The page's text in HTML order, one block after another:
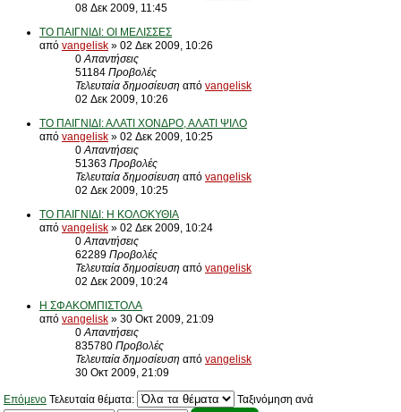
08 Δεκ 2009, 11:45
ΤΟ ΠΑΙΓΝΙΔΙ: ΟΙ ΜΕΛΙΣΣΕΣ
από vangelisk » 02 Δεκ 2009, 10:26
0Απαντήσεις
51184 Προβολές
Τελευταία δημοσίευση από vangelisk
02 Δεκ 2009, 10:26
ΤΟ ΠΑΙΓΝΙΔΙ: ΑΛΑΤΙ ΧΟΝΔΡΟ, ΑΛΑΤΙ ΨΙΛΟ
από vangelisk » 02 Δεκ 2009, 10:25
0Απαντήσεις
51363 Προβολές
Τελευταία δημοσίευση από vangelisk
02 Δεκ 2009, 10:25
ΤΟ ΠΑΙΓΝΙΔΙ: Η ΚΟΛΟΚΥΘΙΑ
από vangelisk » 02 Δεκ 2009, 10:24
0Απαντήσεις
62289 Προβολές
Τελευταία δημοσίευση από vangelisk
02 Δεκ 2009, 10:24
Η ΣΦΑΚΟΜΠΙΣΤΟΛΑ
από vangelisk » 30 Οκτ 2009, 21:09
0Απαντήσεις
835780 Προβολές
Τελευταία δημοσίευση από vangelisk
30 Οκτ 2009, 21:09
Επόμενο Τελευταία θέματα: Ταξινόμηση ανά